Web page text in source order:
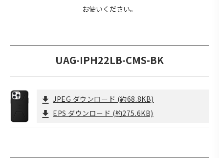
お使いください。
UAG-IPH22LB-CMS-BK
JPEG ダウンロード (約68.8KB)
EPS ダウンロード (約275.6KB)